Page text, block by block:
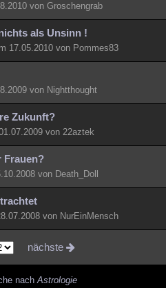
von Groschengrab
als Unsinn !
17.05.2010 von Pommes83
von Nightthought
Zukunft?
von 22aztek
Frauen?
von Death_Doll
von NurEinMensch
nächste
nachAstrologie